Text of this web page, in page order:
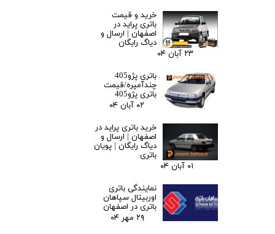
خرید و قیمت
باتری پراید در
اصفهان | ارسال و
دیاگ رایگان
۲۳ آبان ۰۴
باتری پژو405
چندآمپره/قیمت
باتری پژو405
۰۲ آبان ۰۴
خرید باتری پراید در
اصفهان | ارسال و
دیاگ رایگان | پویان
باتری
۰۱ آبان ۰۴
نمایندگی باتری
اوربیتال سپاهان
باتری در اصفهان
۲۹ مهر ۰۴